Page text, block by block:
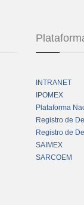
INTRANET
IPOMEX
Plataforma
Registro de
Registro de
SAIMEX
SARCOEM